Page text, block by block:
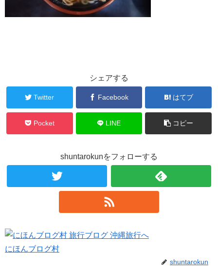
シェアする
Twitter Facebook はてブ
Pocket LINE コピー
shuntarokunをフォローする
にほんブログ村
shuntarokun